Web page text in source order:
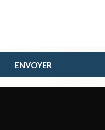
ENVOYER